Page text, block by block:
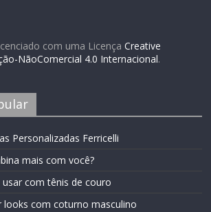
com uma LicençaCreative
NãoComercial 4.0 Internacional.
Personalizadas Ferricelli
mais com você?
com tênis de couro
looks com coturno masculino